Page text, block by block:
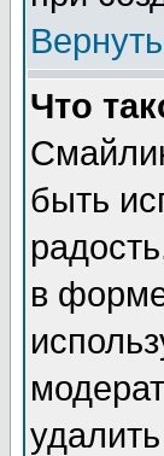
Что
быть
в